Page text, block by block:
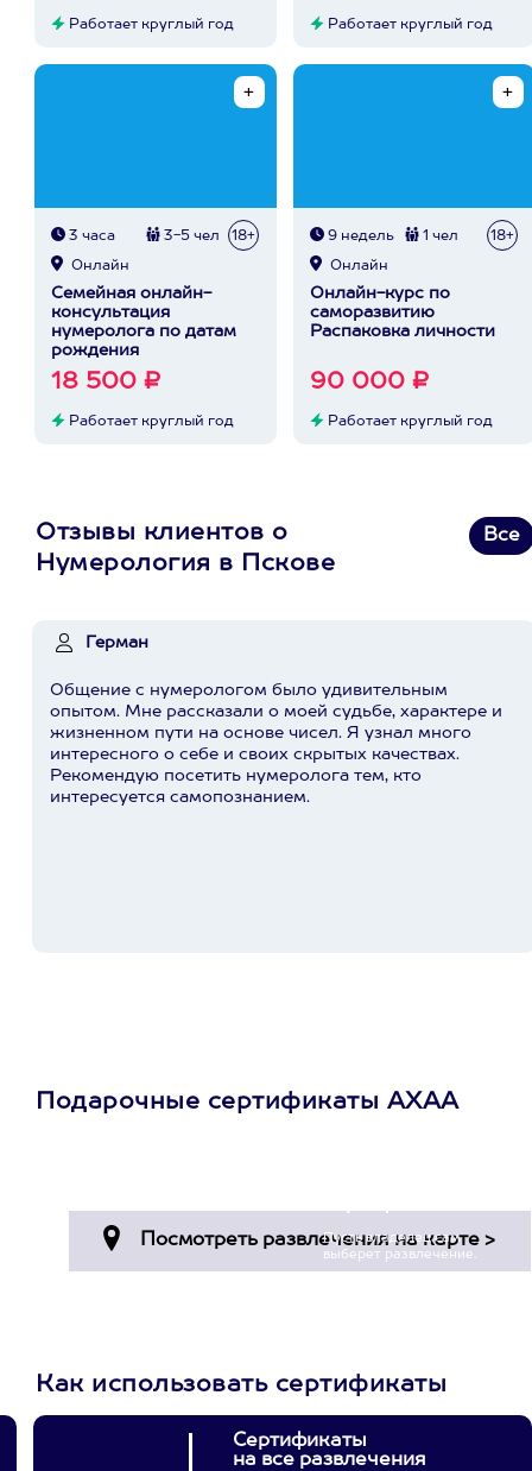
Работает круглый год Работает круглый год
3 часа 3-5 чел 18+
Онлайн
Семейная онлайн-
консультация
нумеролога по датам
рождения
18 500 ₽
Работает круглый год
9 недель 1 чел 18+
Онлайн
Онлайн-курс по
саморазвитию
Распаковка личности
90 000 ₽
Работает круглый год
Отзывы клиентов о
Нумерология в Пскове
Все
Герман
Общение с нумерологом было удивительным
опытом. Мне рассказали о моей судьбе, характере и
жизненном пути на основе чисел. Я узнал много
интересного о себе и своих скрытых качествах.
Рекомендую посетить нумеролога тем, кто
интересуется самопознанием.
Подарочные сертификаты АХАА
Пусть владелец сам
выберет развлечение.
Как использовать сертификаты
Сертификаты
на все развлечения